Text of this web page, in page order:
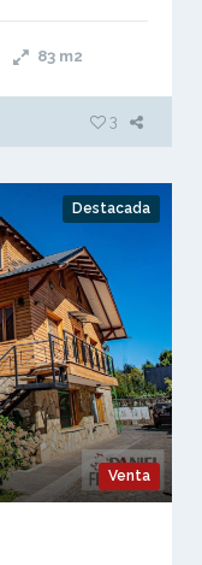
83 m2
3
Venta
Destacada